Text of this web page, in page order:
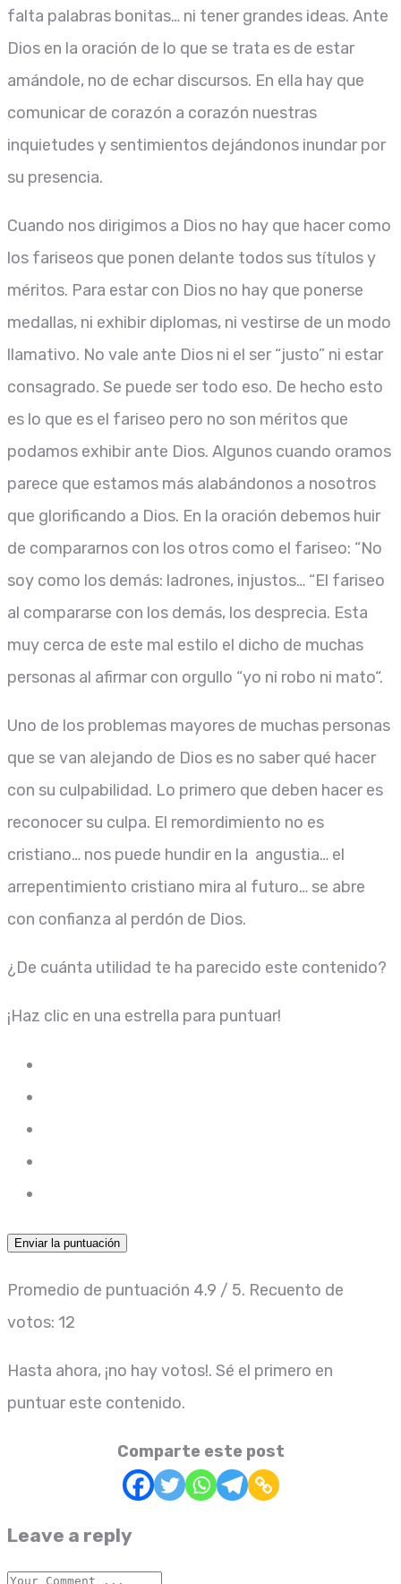
falta palabras bonitas… ni tenergrandes ideas. Ante
Dios en la oración de lo que se trata es de estar
amándole, no de echar discursos. En ella hay que
comunicar de corazón a corazón nuestras
inquietudes y sentimientos dejándonos inundar por
su presencia.
Cuando nos dirigimos a Dios no hay que hacer como
los fariseos que ponen delante todos sus títulos y
méritos. Para estar con Dios no hay que ponerse
medallas, ni exhibir diplomas, ni vestirse de un modo
llamativo. No vale ante Dios ni el ser“justo” ni estar
consagrado. Se puede ser todo eso. De hecho esto
es lo que es el fariseo pero no son méritos que
podamos exhibir ante Dios. Algunos cuando oramos
parece que estamos más alabándonos a nosotros
que glorificando a Dios. En la oración debemos huir
de compararnos con los otros como el fariseo: “No
soy como los demás: ladrones, injustos… “El fariseo
al compararse con los demás, los desprecia. Esta
muy cerca de este mal estilo el dicho de muchas
personas al afirmar con orgullo “yo ni robo ni mato“.
Uno de los problemas mayores de muchas personas
que se van alejando de Dios es no saber qué hacer
con su culpabilidad. Lo primero que deben hacer es
reconocer su culpa. El remordimiento no es
cristiano… nos puede hundir en la angustia… el
arrepentimiento cristiano mira al futuro… se abre
con confianza al perdón de Dios.
¿De cuánta utilidad te ha parecido este contenido?
¡Haz clic en una estrella para puntuar!
Enviar la puntuación
Promedio de puntuación 4.9 / 5. Recuento de
votos: 12
Hasta ahora, ¡no hay votos!. Sé el primero en
puntuar este contenido.
Comparte este post
Leave a reply